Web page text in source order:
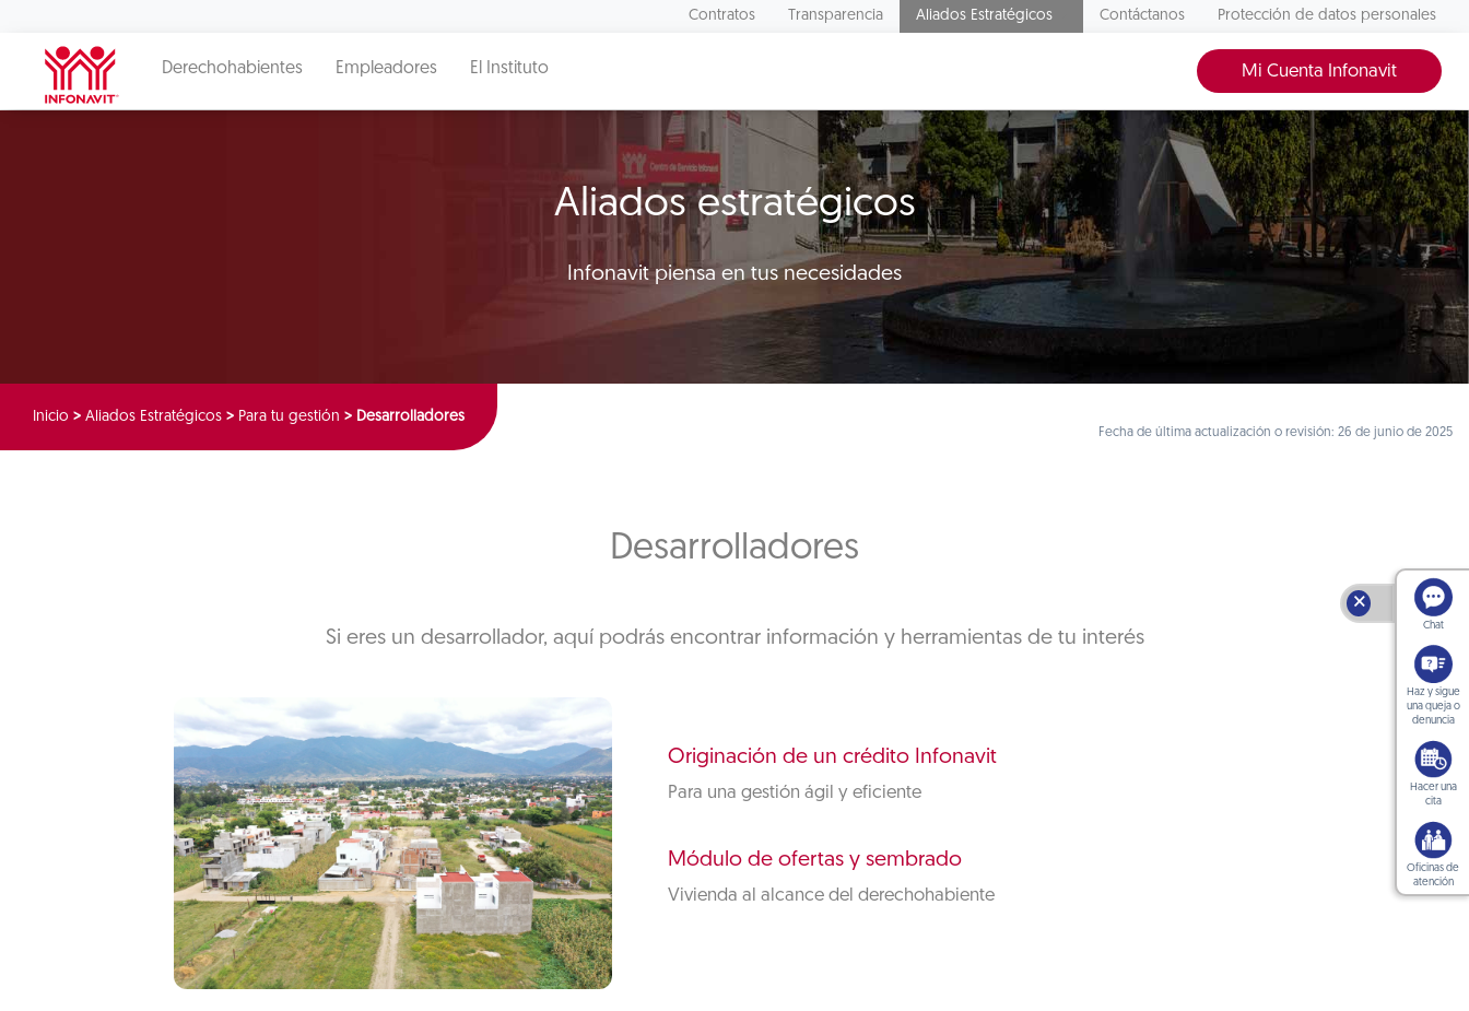
Contratos Transparencia Aliados Estratégicos Contáctanos Protección de datos personales
Derechohabientes Empleadores El Instituto Mi Cuenta Infonavit
Aliados estratégicos
Infonavit piensa en tus necesidades
Inicio > Aliados Estratégicos > Para tu gestión > Desarrolladores
Fecha de última actualización o revisión: 26 de junio de 2025
Desarrolladores
Si eres un desarrollador, aquí podrás encontrar información y herramientas de tu interés
Originación de un crédito Infonavit
Para una gestión ágil y eficiente
Módulo de ofertas y sembrado
Vivienda al alcance del derechohabiente
🗙
Chat
Haz y sigue
una queja o
denuncia
Hacer una
cita
Oficinas de
atención